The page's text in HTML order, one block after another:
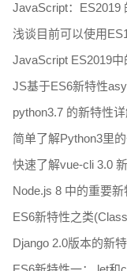
JavaScript：ES2019
浅谈目前可以使用
JavaScript ES2019
JS基于ES6新特性
python3.7 的新特性
简单了解Python3里
快速了解vue-cli 3.0
Node.js 8 中的重要新
ES6新特性之类
Django 2.0版本的新特